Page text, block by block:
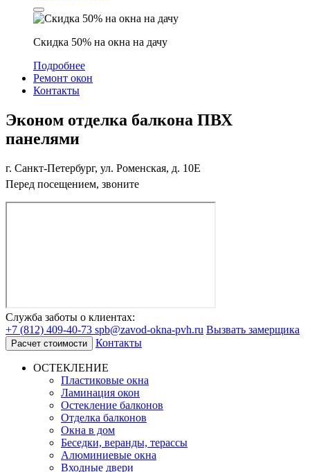
Скидка 50% на окна на дачу
Подробнее
Ремонт окон
Контакты
Эконом отделка балкона ПВХ
панелями
г. Санкт-Петербург, ул. Роменская, д. 10Е
Перед посещением, звоните
Служба заботы о клиентах:
+7 (812) 409-40-73 spb@zavod-okna-pvh.ru Вызвать замерщика
Расчет стоимости Контакты
ОСТЕКЛЕНИЕ
Пластиковые окна
Ламинация окон
Остекление балконов
Отделка балконов
Окна в дом
Беседки, веранды, терассы
Алюминиевые окна
Входные двери